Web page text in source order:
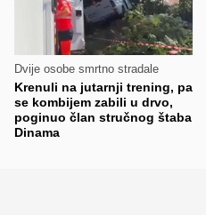
Dvije osobe smrtno stradale
Krenuli na jutarnji trening, pa
se kombijem zabili u drvo,
poginuo član stručnog štaba
Dinama